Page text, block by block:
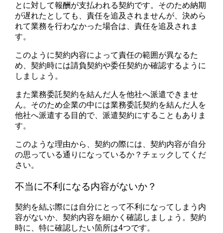
とに対して報酬が支払われる契約です。そのため納期
が遅れたとしても、責任を追及されませんが、決めら
れて業務を行わなかった場合は、責任を追及されま
す。
このように契約内容によって責任の範囲が異なるた
め、契約時には請負契約や委任契約か確認するように
しましょう。
また業務委託契約を結んだ人を他社へ派遣できませ
ん。そのため企業の中には業務委託契約を結んだ人を
他社へ派遣する目的で、派遣契約にすることもありま
す。
このような理由から、契約の際には、契約内容が自分
の思っている通りになっているか？チェックしてくだ
さい。
不当に不利になる内容がないか？
契約を結ぶ際には自分にとって不利になってしまう内
容がないか、契約内容を細かく確認しましょう。契約
時に、特に確認したい箇所は4つです。